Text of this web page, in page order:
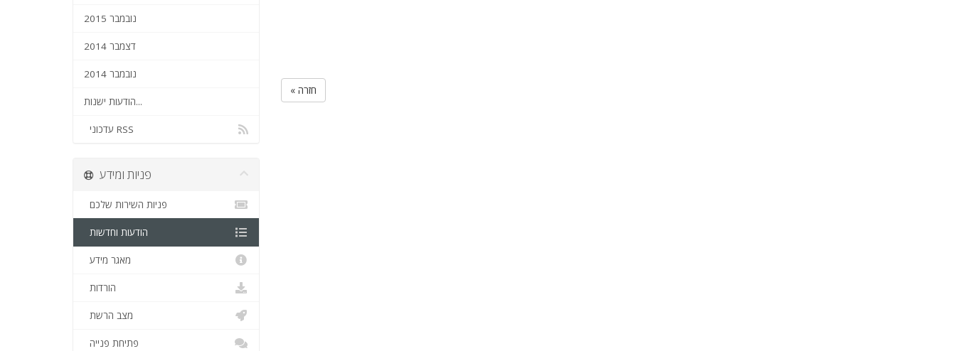
נובמבר 2015
דצמבר 2014
נובמבר 2014
הודעות ישנות...
עדכוני RSS
« חזרה
פניות ומידע
פניות השירות שלכם
הודעות וחדשות
מאגר מידע
הורדות
מצב הרשת
פתיחת פנייה